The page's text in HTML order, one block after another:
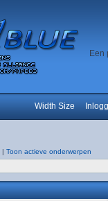
Een
Width Size
| Toon actieve onderwerpen